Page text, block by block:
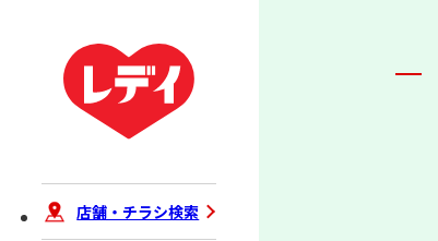
店舗・チラシ検索